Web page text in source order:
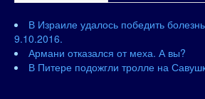
В Израиле удалось победить
9.10.2016.
Армани отказался от меха. А вы?
В Питере подожгли тролле на